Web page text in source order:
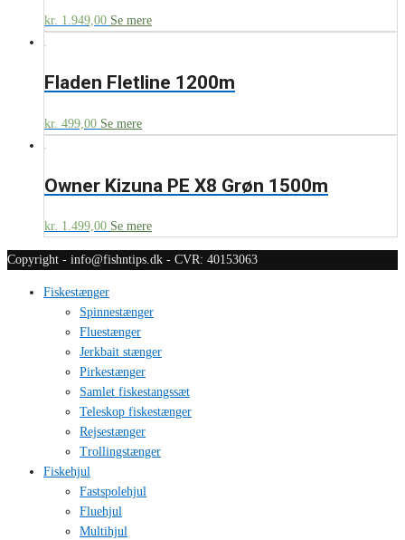
kr. 1.949,00 Se mere
Fladen Fletline 1200m
kr. 499,00 Se mere
Owner Kizuna PE X8 Grøn 1500m
kr. 1.499,00 Se mere
Copyright - info@fishntips.dk - CVR: 40153063
Fiskestænger
Spinnestænger
Fluestænger
Jerkbait stænger
Pirkestænger
Samlet fiskestangssæt
Teleskop fiskestænger
Rejsestænger
Trollingstænger
Fiskehjul
Fastspolehjul
Fluehjul
Multihjul